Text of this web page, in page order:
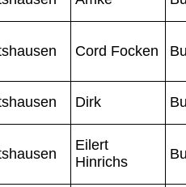
Cord Focken
Dirk
Eilert
Hinrichs